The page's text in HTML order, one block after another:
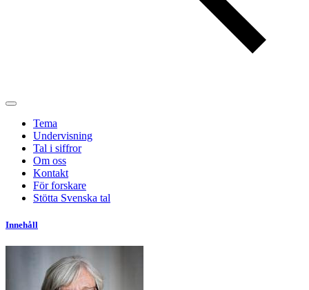
Tema
Undervisning
Tal i siffror
Om oss
Kontakt
För forskare
Stötta Svenska tal
Innehåll